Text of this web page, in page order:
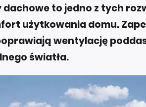
dachowe to jedno z tych
użytkowania domu.
wentylację
światła.